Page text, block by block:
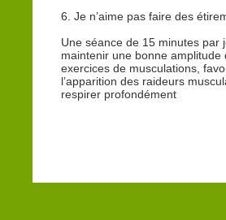
6. Je n’aime pas faire des
Une séance de 15 minutes
maintenir une bonne
exercices de musculations,
l’apparition des raideurs
respirer profondément